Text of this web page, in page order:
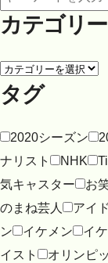
カテゴリー
タグ
2020シーズン
ナリスト
NHK
気キャスター
お
のまね芸人
アイ
ン
イケメン イ
イスト
オリンピ